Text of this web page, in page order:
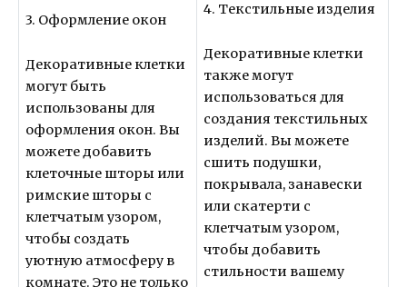
3. Оформление окон
Декоративные клетки
могут быть
использованы для
оформления окон. Вы
можете добавить
клеточные шторы или
римские шторы с
клетчатым узором,
чтобы создать
уютную атмосферу в
комнате. Это не только
4. Текстильные изделия
Декоративные клетки
также могут
использоваться для
создания текстильных
изделий. Вы можете
сшить подушки,
покрывала, занавески
или скатерти с
клетчатым узором,
чтобы добавить
стильности вашему